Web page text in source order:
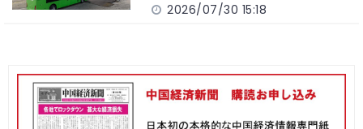
2026/07/30 15:18